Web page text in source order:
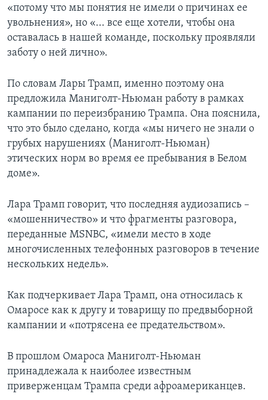
«потому что мы понятия не имели о причинах ее
увольнения», но «... все еще хотели, чтобы она
оставалась в нашей команде, поскольку проявляли
заботу о ней лично».
По словам Лары Трамп, именно поэтому она
предложила Маниголт-Ньюман работу в рамках
кампании по переизбранию Трампа. Она пояснила,
что это было сделано, когда «мы ничего не знали о
грубых нарушениях (Маниголт-Ньюман)
этических норм во время ее пребывания в Белом
доме».
Лара Трамп говорит, что последняя аудиозапись –
«мошенничество» и что фрагменты разговора,
переданные MSNBC, «имели место в ходе
многочисленных телефонных разговоров в течение
нескольких недель».
Как подчеркивает Лара Трамп, она относилась к
Омаросе как к другу и товарищу по предвыборной
кампании и «потрясена ее предательством».
В прошлом Омароса Маниголт-Ньюман
принадлежала к наиболее известным
приверженцам Трампа среди афроамериканцев.